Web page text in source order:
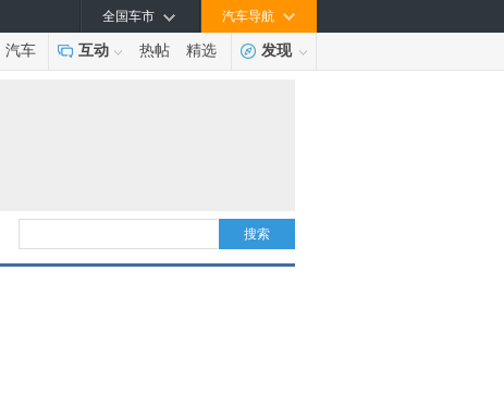
汽车导航
全国车市
汽车 互动 热帖 精选 发现
搜索